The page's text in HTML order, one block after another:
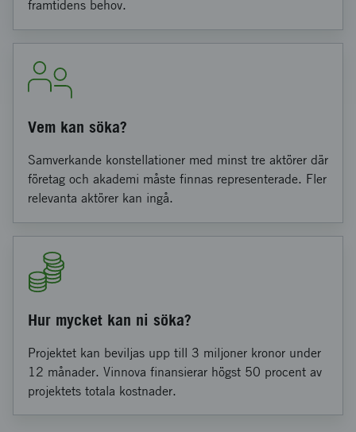
framtidens behov.
Vem kan söka?
Samverkande konstellationer med minst tre aktörer där
företag och akademi måste finnas representerade. Fler
relevanta aktörer kan ingå.
Hur mycket kan ni söka?
Projektet kan beviljas upp till 3 miljoner kronor under
12 månader. Vinnova finansierar högst 50 procent av
projektets totala kostnader.